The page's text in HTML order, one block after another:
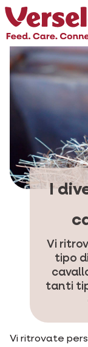
I
Vi
tipo
tanti
Vi ritrovate